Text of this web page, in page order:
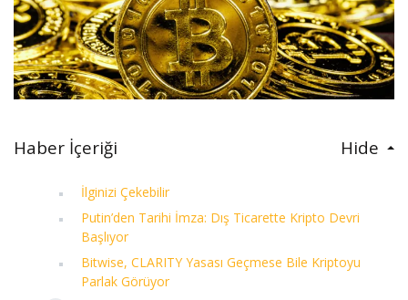
Haber İçeriği Hide
İlginizi Çekebilir
Putin’den Tarihi İmza: Dış Ticarette Kripto Devri
Başlıyor
Bitwise, CLARITY Yasası Geçmese Bile Kriptoyu
Parlak Görüyor